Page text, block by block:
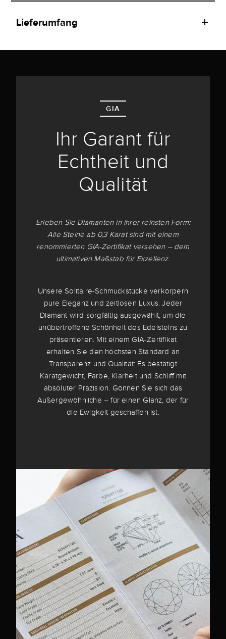
Lieferumfang
GIA
Ihr Garant für
Echtheit und
Qualität
Erleben Sie Diamanten in ihrer reinsten Form:
Alle Steine ab 0,3 Karat sind mit einem
renommierten GIA-Zertifikat versehen – dem
ultimativen Maßstab für Exzellenz.
Unsere Solitaire-Schmuckstücke verkörpern
pure Eleganz und zeitlosen Luxus. Jeder
Diamant wird sorgfältig ausgewählt, um die
unübertroffene Schönheit des Edelsteins zu
präsentieren. Mit einem GIA-Zertifikat
erhalten Sie den höchsten Standard an
Transparenz und Qualität: Es bestätigt
Karatgewicht, Farbe, Klarheit und Schliff mit
absoluter Präzision. Gönnen Sie sich das
Außergewöhnliche – für einen Glanz, der für
die Ewigkeit geschaffen ist.